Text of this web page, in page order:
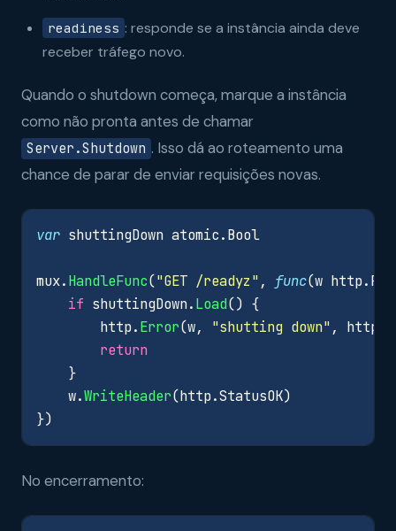
readiness : responde se a instância ainda deve
receber tráfego novo.
Quando o shutdown começa, marque a instância
como não pronta antes de chamar
Server.Shutdown . Isso dá ao roteamento uma
chance de parar de enviar requisições novas.
var shuttingDown atomic.Bool
mux.HandleFunc("GET /readyz", func(w http.
if shuttingDown.Load() {
http.Error(w, "shutting down", http
return
}
w.WriteHeader(http.StatusOK)
})
No encerramento: